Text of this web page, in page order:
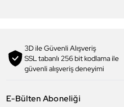
3D ile Güvenli Alışveriş
SSL tabanlı 256 bit kodlama ile
güvenli alışveriş deneyimi
E-Bülten Aboneliği